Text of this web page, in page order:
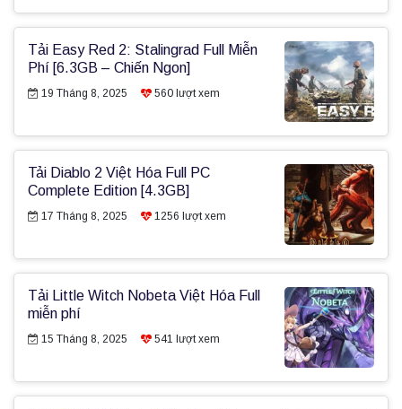
Tải Easy Red 2: Stalingrad Full Miễn
Phí [6.3GB – Chiến Ngon]
19 Tháng 8, 2025 560 lượt xem
Tải Diablo 2 Việt Hóa Full PC
Complete Edition [4.3GB]
17 Tháng 8, 2025 1256 lượt xem
Tải Little Witch Nobeta Việt Hóa Full
miễn phí
15 Tháng 8, 2025 541 lượt xem